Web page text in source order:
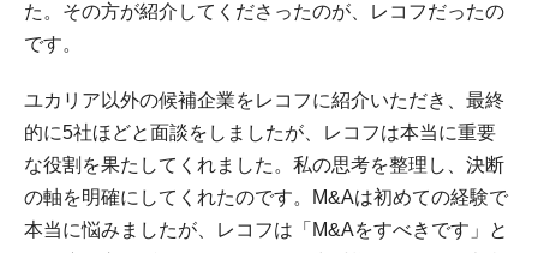
た。その方が紹介してくださったのが、レコフだったの
です。
ユカリア以外の候補企業をレコフに紹介いただき、最終
的に5社ほどと面談をしましたが、レコフは本当に重要
な役割を果たしてくれました。私の思考を整理し、決断
の軸を明確にしてくれたのです。M&Aは初めての経験で
本当に悩みましたが、レコフは「M&Aをすべきです」と